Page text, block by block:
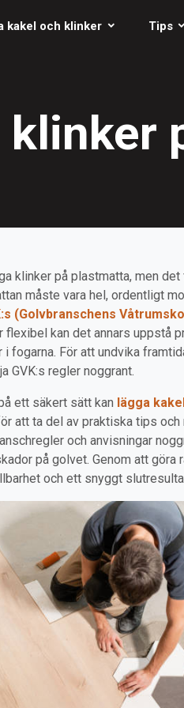
kakel och klinker Tips
klinker
klinker på plastmatta, men
måste vara hel, ordentligt
(Golvbranschens
flexibel kan det annars uppstå
fogarna. För att undvika
GVK:s regler noggrant.
ett säkert sätt kan lägga
att ta del av praktiska tips och
och anvisningar
på golvet. Genom att göra
och ett snyggt